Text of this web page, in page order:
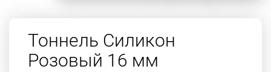
Тоннель Силикон
Розовый 16 мм